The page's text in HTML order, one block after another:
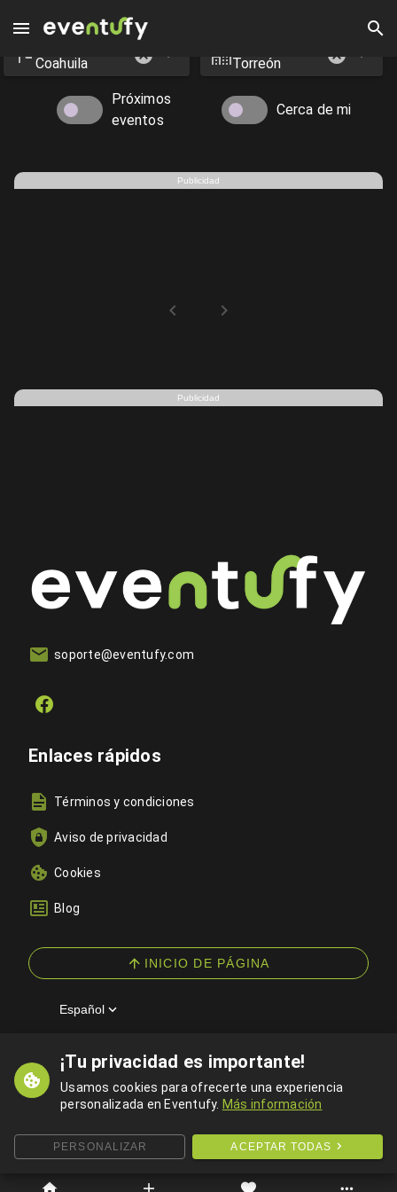
¡Tu privacidad es importante!
Usamos cookies para ofrecerte una experiencia
personalizada en Eventufy. Más información
PERSONALIZAR ACEPTAR TODAS
Eventos en Torreón - Eventufy 2026 | Eventufy
Coahuila Torreón
Próximos
eventos
Cerca de mi
Publicidad
Publicidad
soporte@eventufy.com
Enlaces rápidos
Términos y condiciones
Aviso de privacidad
Cookies
Blog
INICIO DE PÁGINA
Español